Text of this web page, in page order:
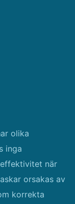
olika
inga
när
orsakas av
korrekta